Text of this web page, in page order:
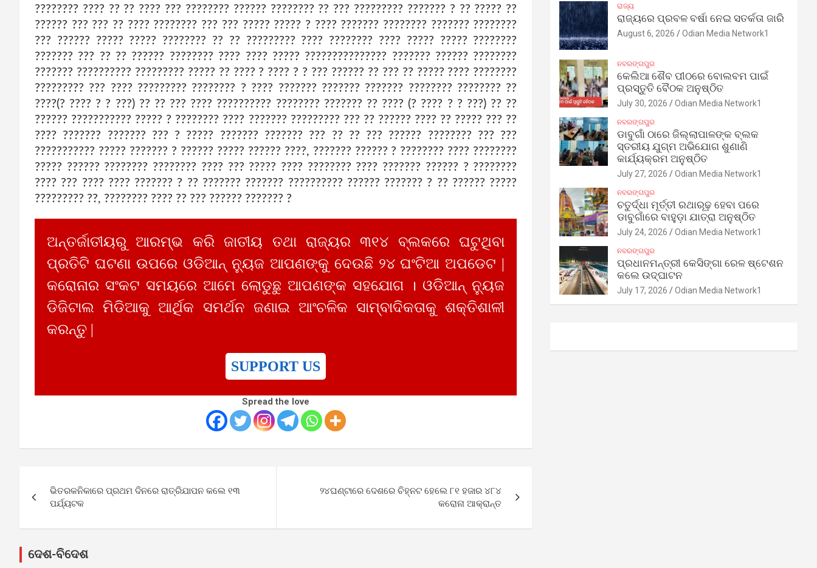
???????? ???? ?? ?? ???? ??? ???????? ?????? ???????? ?? ??? ????????? ??????? ? ?? ????? ??
?????? ??? ??? ?? ???? ???????? ??? ??? ????? ????? ? ???? ??????? ???????? ??????? ????????
??? ?????? ????? ????? ???????? ?? ?? ????????? ???? ???????? ???? ????? ????? ????????
??????? ??? ?? ?? ?????? ???????? ???? ???? ????? ??????????????? ??????? ?????? ????????
??????? ?????????? ????????? ????? ?? ???? ? ???? ? ? ??? ?????? ?? ??? ?? ????? ???? ????????
????????? ??? ???? ????????? ???????? ? ???? ??????? ??????? ??????? ???????? ???????? ??
????(? ???? ? ? ???) ?? ?? ??? ???? ?????????? ???????? ??????? ?? ???? (? ???? ? ? ???) ?? ??
?????? ??????????? ????? ? ???????? ???? ??????? ????????? ??? ?? ?????? ???? ?? ????? ??? ??
???? ??????? ??????? ??? ? ????? ??????? ??????? ??? ?? ?? ??? ?????? ???????? ??? ???
??????????? ????? ??????? ? ?????? ????? ?????? ????, ??????? ?????? ? ???????? ???? ????????
????? ?????? ???????? ???????? ???? ??? ????? ???? ???????? ???? ??????? ?????? ? ????????
???? ??? ???? ???? ??????? ? ?? ??????? ??????? ?????????? ?????? ??????? ? ?? ?????? ?????
????????? ??, ???????? ???? ?? ??? ?????? ??????? ?
ଅନ୍ତର୍ଜାତୀୟରୁ ଆରମ୍ଭ କରି ଜାତୀୟ ତଥା ରାଜ୍ୟର ୩୧୪ ବ୍ଲକରେ ଘଟୁଥିବା
ପ୍ରତିଟି ଘଟଣା ଉପରେ ଓଡିଆନ୍ ନ୍ୟୁଜ ଆପଣଙ୍କୁ ଦେଉଛି ୨୪ ଘଂଟିଆ ଅପଡେଟ |
କରୋନାର ସଂକଟ ସମୟରେ ଆମେ ଲୋଡୁଛୁ ଆପଣଙ୍କ ସହଯୋଗ । ଓଡିଆନ୍ ନ୍ୟୁଜ
ଡିଜିଟାଲ ମିଡିଆକୁ ଆର୍ଥିକ ସମର୍ଥନ ଜଣାଇ ଆଂଚଳିକ ସାମ୍ବାଦିକତାକୁ ଶକ୍ତିଶାଳୀ
କରନ୍ତୁ |
SUPPORT US
Spread the love
navigation
ଭିତରକନିକାରେ ପ୍ରଥମ ଦିନରେ ରାତ୍ରିଯାପନ କଲେ ୧୩
ପର୍ଯ୍ୟଟକ
୨୪ଘଣ୍ଟାରେ ଦେଶରେ ଚିହ୍ନଟ ହେଲେ ୮୧ ହଜାର ୪୮୪
କରୋନା ଆକ୍ରାନ୍ତ
ରାଜ୍ୟ
ରାଜ୍ୟରେ ପ୍ରବଳ ବର୍ଷା ନେଇ ସତର୍କତା ଜାରି
August 6, 2026 Odian Media Network1
ନବରଙ୍ଗପୁର
କେଲିଆ ଶୈବ ପୀଠରେ ବୋଲବମ ପାଇଁ
ପ୍ରସ୍ତୁତି ବୈଠକ ଅନୁଷ୍ଠିତ
July 30, 2026 Odian Media Network1
ନବରଙ୍ଗପୁର
ଡାବୁଗାଁ ଠାରେ ଜିଲ୍ଲାପାଳଙ୍କ ବ୍ଲକ
ସ୍ତରୀୟ ଯୁଗ୍ମ ଅଭିଯୋଗ ଶୁଣାଣି
କାର୍ଯ୍ୟକ୍ରମ ଅନୁଷ୍ଠିତ
July 27, 2026 Odian Media Network1
ନବରଙ୍ଗପୁର
ଚତୁର୍ଦ୍ଧା ମୂର୍ତ୍ତୀ ରଥାରୂଢ଼ ହେବା ପରେ
ଡାବୁଗାଁରେ ବାହୁଡ଼ା ଯାତ୍ରା ଅନୁଷ୍ଠିତ
July 24, 2026 Odian Media Network1
ନବରଙ୍ଗପୁର
ପ୍ରଧାନମନ୍ତ୍ରୀ କେସିଙ୍ଗା ରେଳ ଷ୍ଟେଶନ
କଲେ ଉଦ୍‌ଘାଟନ
July 17, 2026 Odian Media Network1
ଦେଶ-ବିଦେଶ